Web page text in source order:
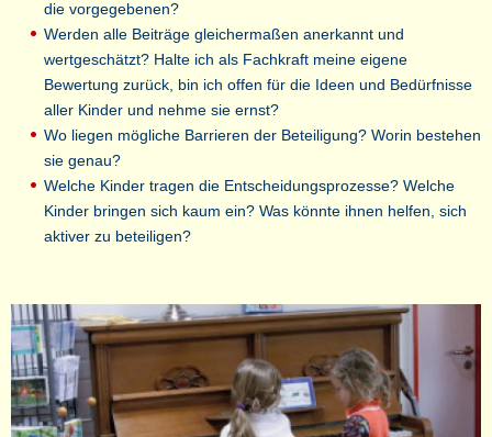
die vorgegebenen?
Werden alle Beiträge gleichermaßen anerkannt und
wertgeschätzt? Halte ich als Fachkraft meine eigene
Bewertung zurück, bin ich offen für die Ideen und Bedürfnisse
aller Kinder und nehme sie ernst?
Wo liegen mögliche Barrieren der Beteiligung? Worin bestehen
sie genau?
Welche Kinder tragen die Entscheidungsprozesse? Welche
Kinder bringen sich kaum ein? Was könnte ihnen helfen, sich
aktiver zu beteiligen?